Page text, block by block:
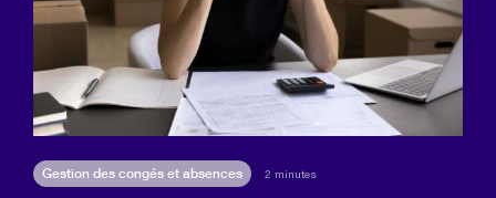
Gestion des congés et absences 2 minutes